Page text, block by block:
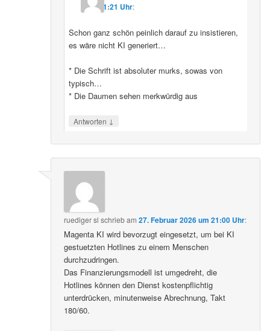
11:21 Uhr:
Schon ganz schön peinlich darauf zu insistieren,
es wäre nicht KI generiert…
* Die Schrift ist absoluter murks, sowas von
typisch…
* Die Daumen sehen merkwürdig aus
Antworten ↓
ruediger sl schriebam27. Februar 2026 um 21:00 Uhr:
Magenta KI wird bevorzugt eingesetzt, um bei KI
gestuetzten Hotlines zu einem Menschen
durchzudringen.
Das Finanzierungsmodell ist umgedreht, die
Hotlines können den Dienst kostenpflichtig
unterdrücken, minutenweise Abrechnung, Takt
180/60.